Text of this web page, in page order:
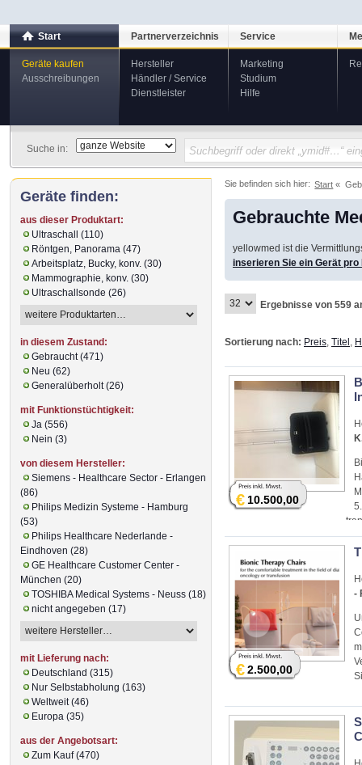
Start
Geräte kaufen
Ausschreibungen
Partnerverzeichnis
Hersteller
Händler / Service
Dienstleister
Service
Marketing
Studium
Hilfe
Suche in:
Sie befinden sich hier: Start
Gebrauchte
yellowmed ist die
inserieren Sie ein Gerät
Ergebnisse von 559
Sortierung nach: Preis Titel
€10.500,00
-
€2.500,00
Geräte finden:
aus dieser Produktart:
Ultraschall (110)
Röntgen, Panorama (47)
Arbeitsplatz, Bucky, konv. (30)
Mammographie, konv. (30)
Ultraschallsonde (26)
in diesem Zustand:
Gebraucht (471)
Neu (62)
Generalüberholt (26)
mit Funktionstüchtigkeit:
Ja (556)
Nein (3)
von diesem Hersteller:
Siemens - Healthcare Sector - Erlangen
(86)
Philips Medizin Systeme - Hamburg
(53)
Philips Healthcare Nederlande -
Eindhoven (28)
GE Healthcare Customer Center -
München (20)
TOSHIBA Medical Systems - Neuss (18)
nicht angegeben (17)
mit Lieferung nach:
Deutschland (315)
Nur Selbstabholung (163)
Weltweit (46)
Europa (35)
aus der Angebotsart:
Zum Kauf (470)